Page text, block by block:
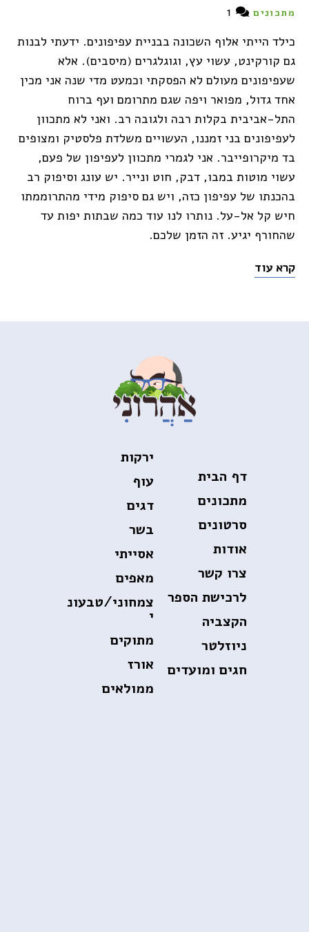
מתכונים 1
כילד הייתי אלוף השכונה בבניית עפיפונים. ידעתי לבנות
גם קורקינט, עשוי עץ, וגוגלגרים (מיסבים). אלא
שעפיפונים מעולם לא הפסקתי וכמעט מדי שנה אני מכין
אחד גדול, מפואר ויפה שגם מתרומם ועף ברוח
התל-אביבית בקלות רבה ולגובה רב. ואני לא מתכוון
לעפיפונים בני זמננו, העשויים משלדת פלסטיק ומצופים
בד מיקרופייבר. אני לגמרי מתכוון לעפיפון של פעם,
עשוי מוטות במבו, דבק, חוט ונייר. יש עונג וסיפוק רב
בהכנתו של עפיפון כזה, ויש גם סיפוק מידי מהתרוממתו
חיש קל אל-על. נותרו לנו עוד כמה שבתות יפות עד
שהחורף יגיע. זה הזמן שלכם.
קרא עוד
דף הבית
מתכונים
סרטונים
אודות
צרו קשר
לרכישת הספר
הקצביה
ניוזלטר
חגים ומועדים
ירקות
עוף
דגים
בשר
אסייתי
מאפים
צמחוני/טבעונ
י
מתוקים
אורז
ממולאים